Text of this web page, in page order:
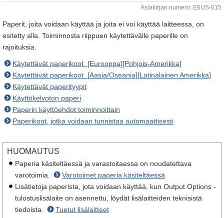
Asiakirjan numero: E6US-015
Paperit, joita voidaan käyttää ja joita ei voi käyttää laitteessa, on
esitetty alla. Toiminnosta riippuen käytettävälle paperille on
rajoituksia.
Käytettävät paperikoot [Eurooppa][Pohjois-Amerikka]
Käytettävät paperikoot [Aasia/Oseania][Latinalainen Amerikka]
Käytettävät paperityypit
Käyttökelvoton paperi
Paperin käyttöehdot toiminnoittain
Paperikoot, jotka voidaan tunnistaa automaattisesti
HUOMAUTUS
Paperia käsiteltäessä ja varastoitaessa on noudatettava
varotoimia.
Varotoimet paperia käsiteltäessä
Lisätietoja paperista, jota voidaan käyttää, kun Output Options -
tulostuslisälaite on asennettu, löydät lisälaitteiden teknisistä
tiedoista.
Tuetut lisälaitteet